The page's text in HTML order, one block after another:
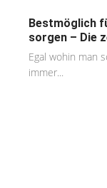
Bestmöglich
sorgen – Die
Egal wohin man
immer...